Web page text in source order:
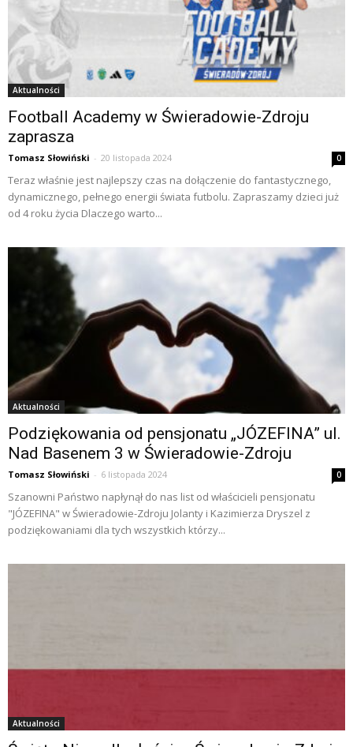
Aktualności
Football Academy w Świeradowie-Zdroju
zaprasza
Tomasz Słowiński - 20 listopada 2024 0
Teraz właśnie jest najlepszy czas na dołączenie do fantastycznego,
dynamicznego, pełnego energii świata futbolu. Zapraszamy dzieci już
od 4 roku życia Dlaczego warto...
Aktualności
Podziękowania od pensjonatu „JÓZEFINA” ul.
Nad Basenem 3 w Świeradowie-Zdroju
Tomasz Słowiński - 6 listopada 2024 0
Szanowni Państwo napłynął do nas list od właścicieli pensjonatu
"JÓZEFINA" w Świeradowie-Zdroju Jolanty i Kazimierza Dryszel z
podziękowaniami dla tych wszystkich którzy...
Aktualności